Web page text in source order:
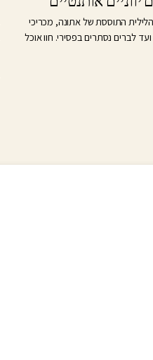
התוססת של אתונה, מכריכי
3 בבוקר ועד לברים נסתרים בפסירי. חוו אוכל